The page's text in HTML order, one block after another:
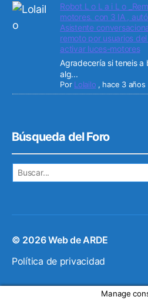
Robot L o L a i L o
motores. con 3 IA ,
Asistente
remoto por usuarios
activar luces-motores
Agradecería si teneis
alg...
Por Lolailo , hace 3 años
Búsqueda del Foro
© 2026Web de ARDE
Política de privacidad
Manage